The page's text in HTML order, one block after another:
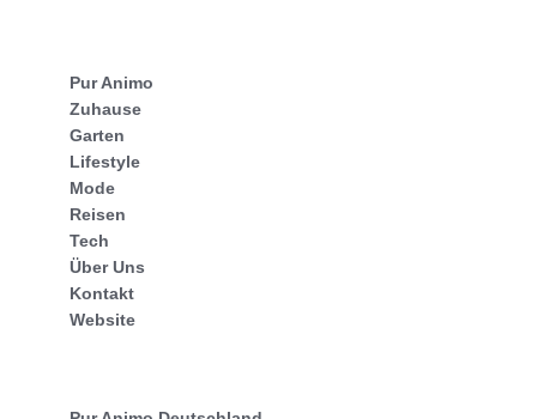
Pur Animo
Zuhause
Garten
Lifestyle
Mode
Reisen
Tech
Über Uns
Kontakt
Website